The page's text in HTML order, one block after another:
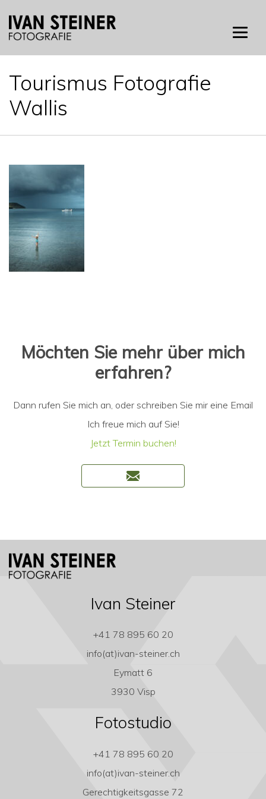
Tourismus Fotografie
Wallis
Möchten Sie mehr über mich
erfahren?
Dann rufen Sie mich an, oder schreiben Sie mir eine Email
Ich freue mich auf Sie!
Jetzt Termin buchen!
Ivan Steiner
+41 78 895 60 20
info(at)ivan-steiner.ch
Eymatt 6
3930 Visp
Fotostudio
+41 78 895 60 20
info(at)ivan-steiner.ch
Gerechtigkeitsgasse 72